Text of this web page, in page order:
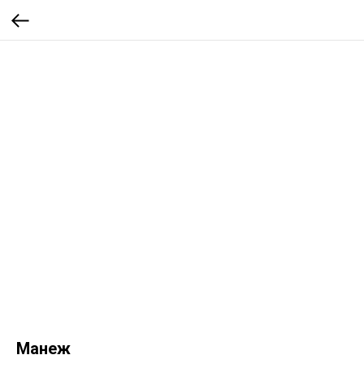
Манеж